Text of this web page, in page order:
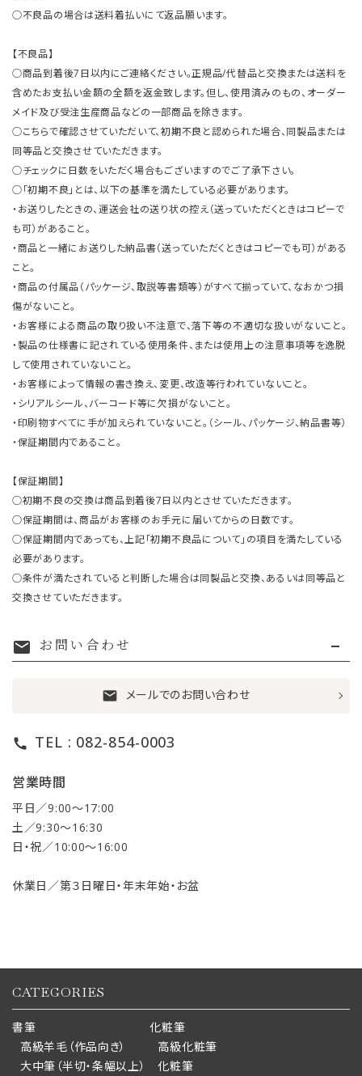
○不良品の場合は送料着払いにて返品願います。
【不良品】
○商品到着後7日以内にご連絡ください。正規品/代替品と交換または送料を
含めたお支払い金額の全額を返金致します。但し、使用済みのもの、オーダー
メイド及び受注生産商品などの一部商品を除きます。
○こちらで確認させていただいて、初期不良と認められた場合、同製品または
同等品と交換させていただきます。
○チェックに日数をいただく場合もございますのでご了承下さい。
○「初期不良」とは、以下の基準を満たしている必要があります。
・お送りしたときの、運送会社の送り状の控え（送っていただくときはコピーで
も可）があること。
・商品と一緒にお送りした納品書（送っていただくときはコピーでも可）がある
こと。
・商品の付属品（パッケージ、取説等書類等）がすべて揃っていて、なおかつ損
傷がないこと。
・お客様による商品の取り扱い不注意で、落下等の不適切な扱いがないこと。
・製品の仕様書に記されている使用条件、または使用上の注意事項等を逸脱
して使用されていないこと。
・お客様によって情報の書き換え、変更、改造等行われていないこと。
・シリアルシール、バーコード等に欠損がないこと。
・印刷物すべてに手が加えられていないこと。（シール、パッケージ、納品書等）
・保証期間内であること。
【保証期間】
○初期不良の交換は商品到着後7日以内とさせていただきます。
○保証期間は、商品がお客様のお手元に届いてからの日数です。
○保証期間内であっても、上記「初期不良品について」の項目を満たしている
必要があります。
○条件が満たされていると判断した場合は同製品と交換、あるいは同等品と
交換させていただきます。
mail お問い合わせ
mail メールでのお問い合わせ
call TEL : 082-854-0003
営業時間
平日／9:00〜17:00
土／9:30〜16:30
日・祝／10:00〜16:00
休業日／第３日曜日・年末年始・お盆
CATEGORIES
書筆
高級羊毛（作品向き）
大中筆（半切・条幅以上）
化粧筆
高級化粧筆
化粧筆